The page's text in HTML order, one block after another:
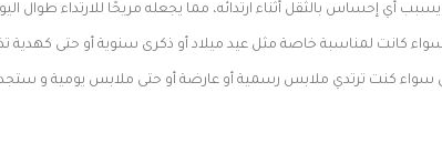
أي إحساس بالثقل أثناء ارتدائه، مما يجعله مريحًا للارتداء طوال
كانت لمناسبة خاصة مثل عيد ميلاد أو ذكرى سنوية أو حتى كهدية
كنت ترتدي ملابس رسمية أو عارضة أو حتى ملابس يومية و